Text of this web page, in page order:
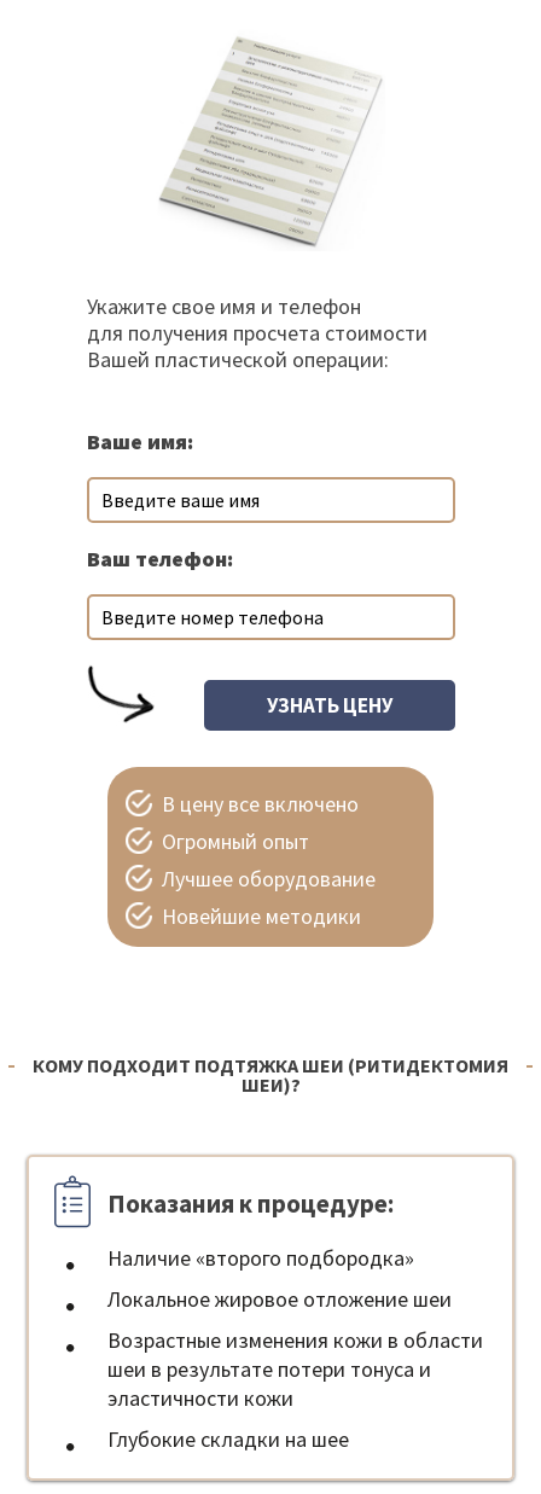
Укажите свое имя и телефон
для получения просчета стоимости
Вашей пластической операции:
Ваше имя:
Ваш телефон:
В цену все включено
Огромный опыт
Лучшее оборудование
Новейшие методики
КОМУ ПОДХОДИТ ПОДТЯЖКА ШЕИ (РИТИДЕКТОМИЯ
ШЕИ)?
Показания к процедуре:
Наличие «второго подбородка»
Локальное жировое отложение шеи
Возрастные изменения кожи в области
шеи в результате потери тонуса и
эластичности кожи
Глубокие складки на шее